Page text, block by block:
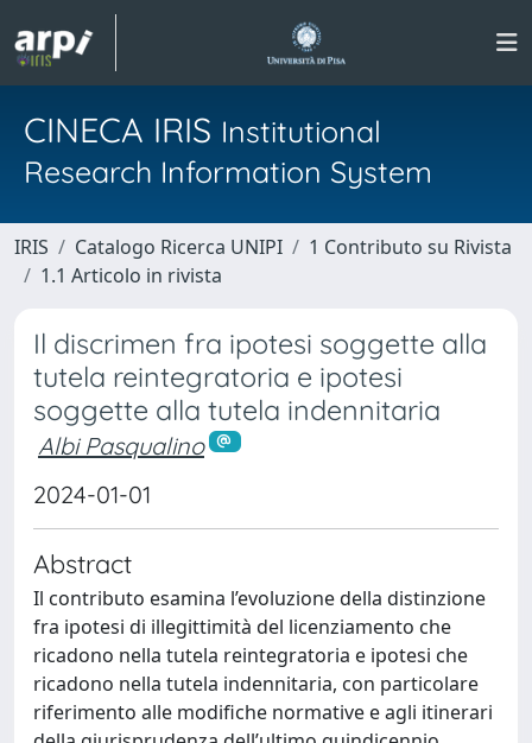
CINECA IRIS Institutional
Research Information System
IRIS Catalogo Ricerca UNIPI
1 Contributo su Rivista
1.1 Articolo in rivista
Il discrimen fra ipotesi soggette alla
tutela reintegratoria e ipotesi
soggette alla tutela indennitaria
Albi Pasqualino
2024-01-01
Abstract
Il contributo esamina l’evoluzione della distinzione
fra ipotesi di illegittimità del licenziamento che
ricadono nella tutela reintegratoria e ipotesi che
ricadono nella tutela indennitaria, con particolare
riferimento alle modifiche normative e agli itinerari